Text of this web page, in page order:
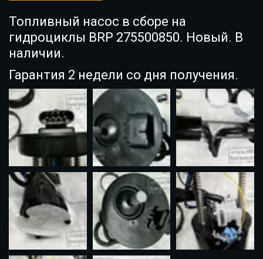
Топливный насос в сборе на
гидроциклы BRP 275500850. Новый. В
наличии.
Гарантия 2 недели со дня получения.